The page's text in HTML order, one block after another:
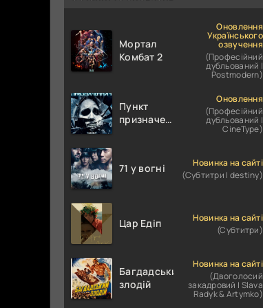
Мортал
Комбат 2
Оновлення
Українського
озвучення
(Професійний
дубльований |
Postmodern)
Пункт
призначення
Оновлення
(Професійний
дубльований |
CineType)
71 у вогні
Новинка на сайті
(Субтитри | destiny)
Цар Едіп
Новинка на сайті
(Субтитри)
Багдадський
злодій
Новинка на сайті
(Двоголосий
закадровий | Slava
Radyk & Artymko)